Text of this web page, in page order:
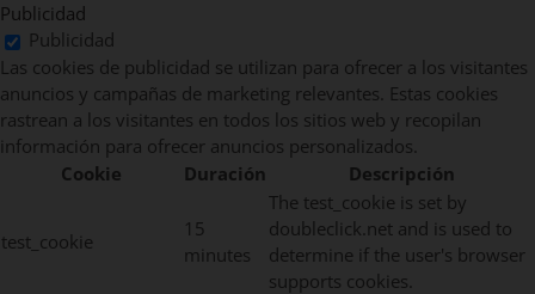
Publicidad
Publicidad
Las cookies de publicidad se utilizan para ofrecer a los visitantes
anuncios y campañas de marketing relevantes. Estas cookies
rastrean a los visitantes en todos los sitios web y recopilan
información para ofrecer anuncios personalizados.
Cookie
Duración Descripción
test_cookie
15
minutes
The test_cookie is set by
doubleclick.net and is used to
determine if the user's browser
supports cookies.